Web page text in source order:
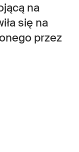
na
się na
przez